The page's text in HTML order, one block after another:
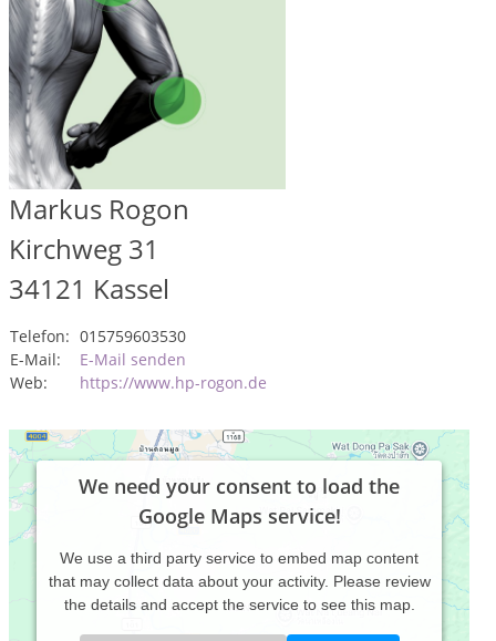
Markus Rogon
Kirchweg 31
34121 Kassel
Telefon: 015759603530
E-Mail:
E-Mail senden
Web:
https://www.hp-rogon.de
We need your consent to load the
Google Maps service!
We use a third party service to embed map content
that may collect data about your activity. Please review
the details and accept the service to see this map.